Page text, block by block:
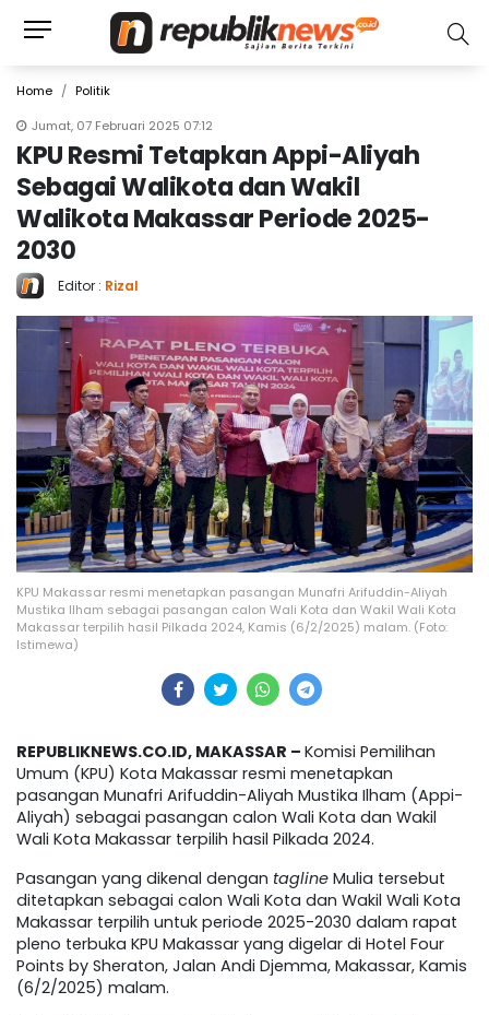
Home
Politik
Jumat, 07 Februari 2025 07:12
KPU Resmi Tetapkan Appi-Aliyah
Sebagai Walikota dan Wakil
Walikota Makassar Periode 2025-
2030
Editor : Rizal
KPU Makassar resmi menetapkan pasangan Munafri Arifuddin-Aliyah
Mustika Ilham sebagai pasangan calon Wali Kota dan Wakil Wali Kota
Makassar terpilih hasil Pilkada 2024, Kamis (6/2/2025) malam. (Foto:
Istimewa)
REPUBLIKNEWS.CO.ID, MAKASSAR – Komisi Pemilihan
Umum (KPU) Kota Makassar resmi menetapkan
pasangan Munafri Arifuddin-Aliyah Mustika Ilham (Appi-
Aliyah) sebagai pasangan calon Wali Kota dan Wakil
Wali Kota Makassar terpilih hasil Pilkada 2024.
Pasangan yang dikenal dengan tagline Mulia tersebut
ditetapkan sebagai calon Wali Kota dan Wakil Wali Kota
Makassar terpilih untuk periode 2025-2030 dalam rapat
pleno terbuka KPU Makassar yang digelar di Hotel Four
Points by Sheraton, Jalan Andi Djemma, Makassar, Kamis
(6/2/2025) malam.